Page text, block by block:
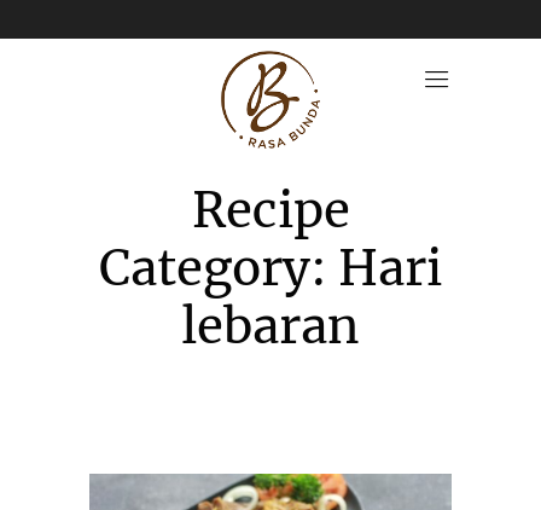
Recipe
Category: Hari
lebaran